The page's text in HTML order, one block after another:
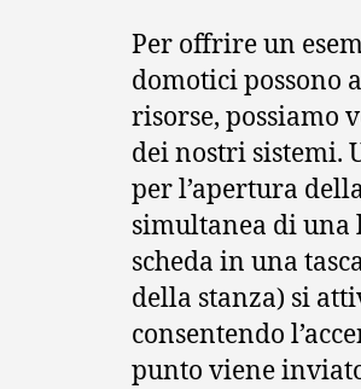
Per offrire un
domotici possono
risorse, possiamo
dei nostri sistemi.
per l’apertura
simultanea di una
scheda in una
della stanza) si
consentendo
punto viene